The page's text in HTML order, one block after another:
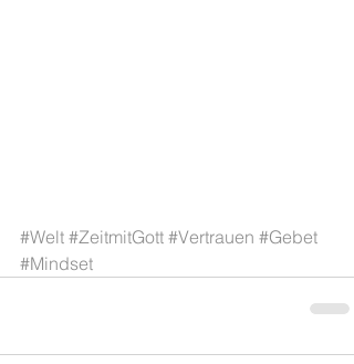
#Welt #ZeitmitGott #Vertrauen #Gebet
#Mindset